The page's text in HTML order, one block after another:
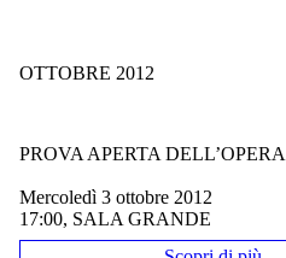
OTTOBRE 2012
PROVA APERTA
mercoledì 3 ottobre 2012
17:00, SALA GRANDE